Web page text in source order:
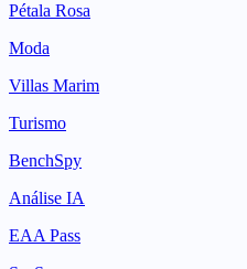
Pétala Rosa
Moda
Villas Marim
Turismo
BenchSpy
Análise IA
EAA Pass